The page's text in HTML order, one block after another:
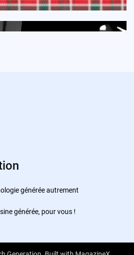
générée autrement
générée, pour vous !